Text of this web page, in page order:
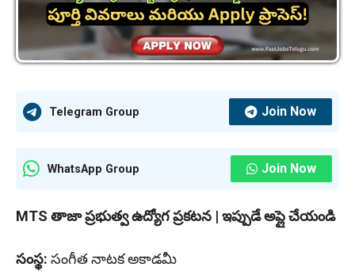
Telegram Group Join Now
WhatsApp Group Join Now
MTS తాజా ప్రభుత్వ ఉద్యోగ ప్రకటన | ఇప్పుడే అప్లై చేయండి
సంస్థ: సంగీత నాటక అకాడమీ